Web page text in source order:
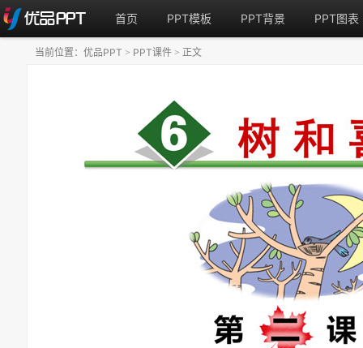
首页 PPT模板 PPT背景 PPT图表
当前位置： 优品PPT > PPT课件 > 正文